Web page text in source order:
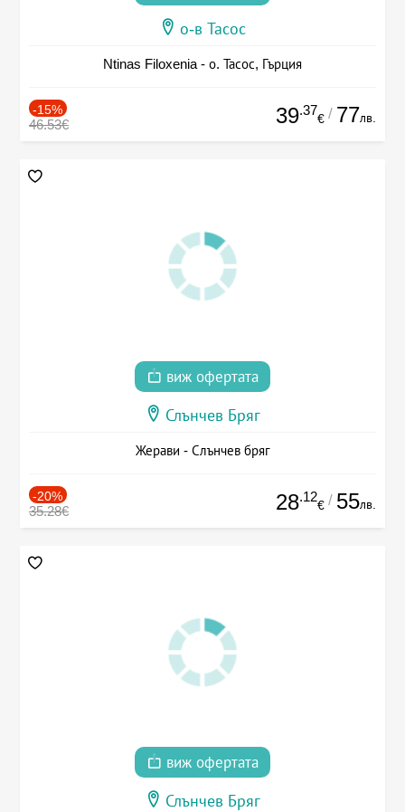
о-в Тасос
Ntinas Filoxenia - о. Тасос, Гърция
-15%
46.53€ 39.37
€ / 77лв.
виж офертата
Слънчев Бряг
Жерави - Слънчев бряг
-20%
35.28€ 28.12
€ / 55лв.
виж офертата
Слънчев Бряг